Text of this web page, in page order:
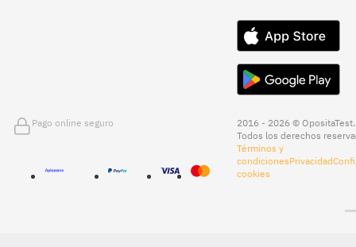
Pago online seguro
2016 - 2026 © OpositaTest.
Todos los derechos
Términos y
condicionesPrivacidad
cookies